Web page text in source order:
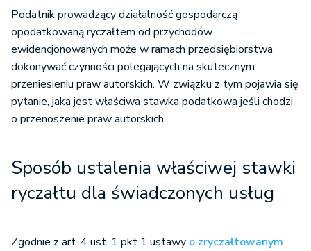
Podatnik prowadzący działalność gospodarczą
opodatkowaną ryczałtem od przychodów
ewidencjonowanych może w ramach przedsiębiorstwa
dokonywać czynności polegających na skutecznym
przeniesieniu praw autorskich. W związku z tym pojawia się
pytanie, jaka jest właściwa stawka podatkowa jeśli chodzi
o przenoszenie praw autorskich.
Sposób ustalenia właściwej stawki
ryczałtu dla świadczonych usług
Zgodnie z art. 4 ust. 1 pkt 1 ustawy o zryczałtowanym